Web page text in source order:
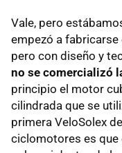
Vale, pero
empezó a fabricarse
pero con diseño y
no se comercializó
principio el motor
cilindrada que se
primera VeloSolex
ciclomotores es que